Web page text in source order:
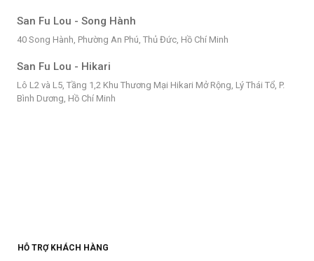
San Fu Lou - Song Hành
40 Song Hành, Phường An Phú, Thủ Đức, Hồ Chí Minh
San Fu Lou - Hikari
Lô L2 và L5, Tầng 1,2 Khu Thương Mại Hikari Mở Rộng, Lý Thái Tổ, P.
Bình Dương, Hồ Chí Minh
HỖ TRỢ KHÁCH HÀNG